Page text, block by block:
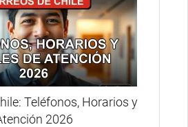
Teléfonos, Horarios y
2026